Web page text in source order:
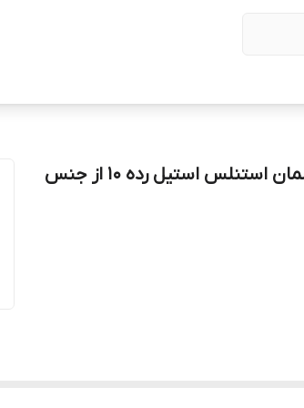
زانو 6 اینچ 90 درجه مانیسمان استنلس استیل رده 10 از جنس